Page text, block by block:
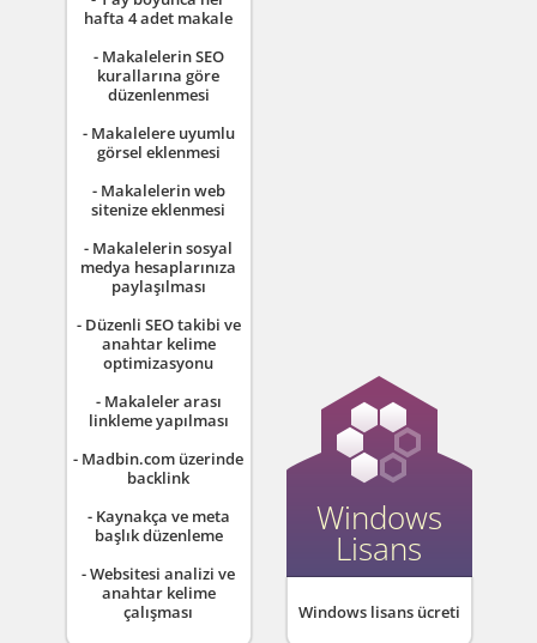
hafta 4 adet makale
- Makalelerin SEO
kurallarına göre
düzenlenmesi
- Makalelere uyumlu
görsel eklenmesi
- Makalelerin web
sitenize eklenmesi
- Makalelerin sosyal
medya hesaplarınıza
paylaşılması
- Düzenli SEO takibi ve
anahtar kelime
optimizasyonu
- Makaleler arası
linkleme yapılması
- Madbin.com üzerinde
backlink
- Kaynakça ve meta
başlık düzenleme
- Websitesi analizi ve
anahtar kelime
çalışması
Windows
Lisans
Windows lisans ücreti